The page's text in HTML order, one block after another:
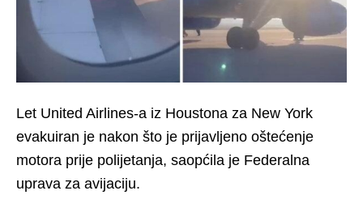
Let United Airlines-a iz Houstona za New York
evakuiran je nakon što je prijavljeno oštećenje
motora prije polijetanja, saopćila je Federalna
uprava za avijaciju.